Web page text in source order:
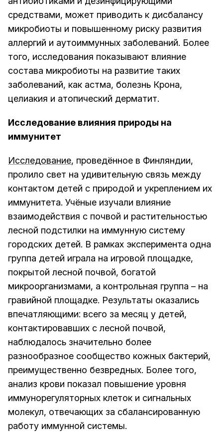
средствами, может приводить к дисбалансу
микробиоты и повышенному риску развития
аллергий и аутоиммунных заболеваний. Более
того, исследования показывают влияние
состава микробиоты на развитие таких
заболеваний, как астма, болезнь Крона,
целиакия и атопический дерматит.
Исследование влияния природы на
иммунитет
Исследование, проведённое в Финляндии,
пролило свет на удивительную связь между
контактом детей с природой и укреплением их
иммунитета. Учёные изучали влияние
взаимодействия с почвой и растительностью
лесной подстилки на иммунную систему
городских детей. В рамках эксперимента одна
группа детей играла на игровой площадке,
покрытой лесной почвой, богатой
микроорганизмами, а контрольная группа – на
гравийной площадке. Результаты оказались
впечатляющими: всего за месяц у детей,
контактировавших с лесной почвой,
наблюдалось значительно более
разнообразное сообщество кожных бактерий,
преимущественно безвредных. Более того,
анализ крови показал повышение уровня
иммунорегуляторных клеток и сигнальных
молекул, отвечающих за сбалансированную
работу иммунной системы.